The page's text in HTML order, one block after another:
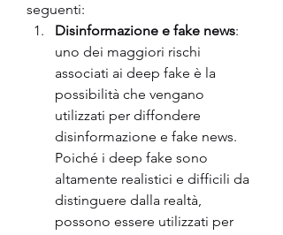
seguenti:
Disinformazione e fake news:
uno dei maggiori rischi
associati ai deep fake è la
possibilità che vengano
utilizzati per diffondere
disinformazione e fake news.
Poiché i deep fake sono
altamente realistici e difficili da
distinguere dalla realtà,
possono essere utilizzati per